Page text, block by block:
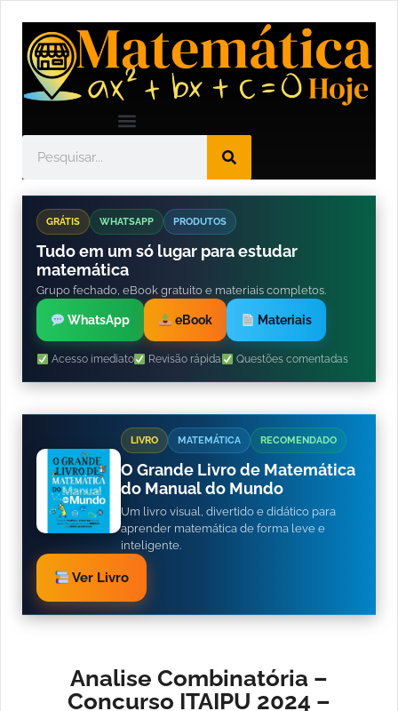
GRÁTIS WHATSAPP PRODUTOS
Tudo em um só lugar para estudar
matemática
Grupo fechado, eBook gratuito e materiais completos.
WhatsApp eBook Materiais
Acesso imediato Revisão rápida Questões comentadas
LIVRO MATEMÁTICA RECOMENDADO
O Grande Livro de Matemática
do Manual do Mundo
Um livro visual, divertido e didático para
aprender matemática de forma leve e
inteligente.
Ver Livro
Analise Combinatória –
Concurso ITAIPU 2024 –